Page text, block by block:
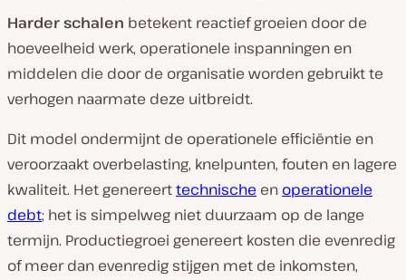
Harder schalen betekent reactief groeien door de
hoeveelheid werk, operationele inspanningen en
middelen die door de organisatie worden gebruikt te
verhogen naarmate deze uitbreidt.
Dit model ondermijnt de operationele efficiëntie en
veroorzaakt overbelasting, knelpunten, fouten en lagere
kwaliteit. Het genereerttechnische en operationele
debt; het is simpelweg niet duurzaam op de lange
termijn. Productiegroei genereert kosten die evenredig
of meer dan evenredig stijgen met de inkomsten,